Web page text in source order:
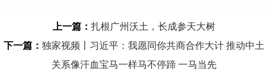
上一篇： 扎根广州沃土，长成参天大树
下一篇： 独家视频丨习近平：我愿同你共商合作大计 推动中土
关系像汗血宝马一样马不停蹄 一马当先